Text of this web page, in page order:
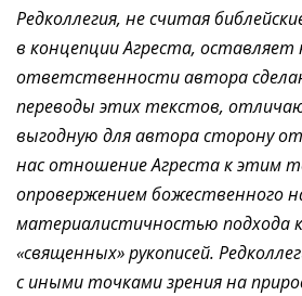
Редколлегия, не считая
в концепции Агреста, оставляет
ответственности автора
переводы этих текстов,
выгодную для автора сторону от
нас отношение Агреста к этим
опровержением божественного
материалистичностью подхода
«священных» рукописей.
с иными точками зрения на